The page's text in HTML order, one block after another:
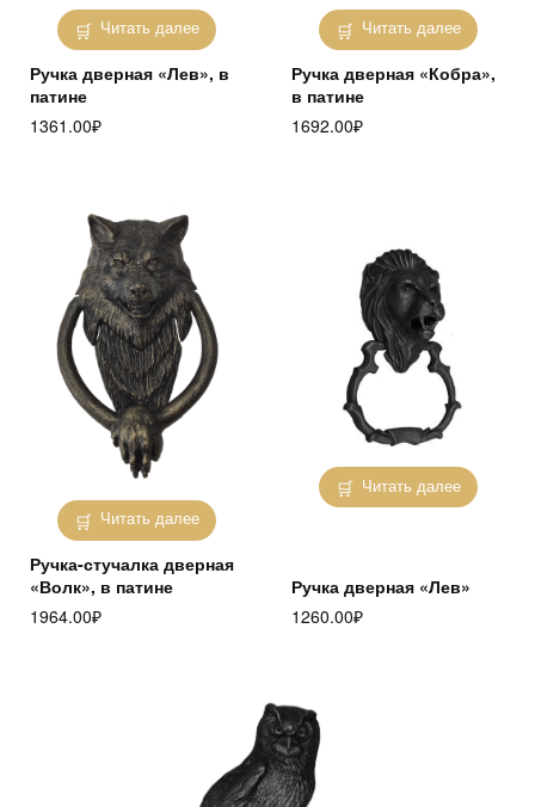
Читать далее
Ручка дверная «Лев», в
патине
1361.00₽
Читать далее
Ручка дверная «Кобра»,
в патине
1692.00₽
Читать далее
Ручка-стучалка дверная
«Волк», в патине
1964.00₽
Читать далее
Ручка дверная «Лев»
1260.00₽